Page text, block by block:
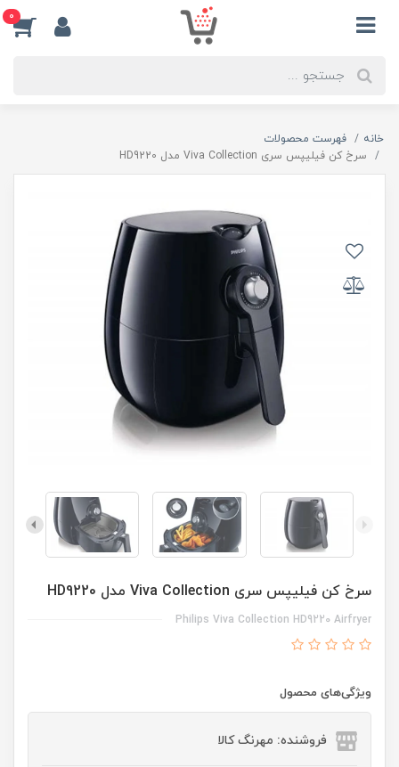
0
خانه
فهرست محصولات
سرخ کن فیلیپس سری Viva Collection مدل HD9220
سرخ کن فیلیپس سری Viva Collection مدل HD9220
Philips Viva Collection HD9220 Airfryer
ویژگی‌های محصول
فروشنده: مهرنگ کالا